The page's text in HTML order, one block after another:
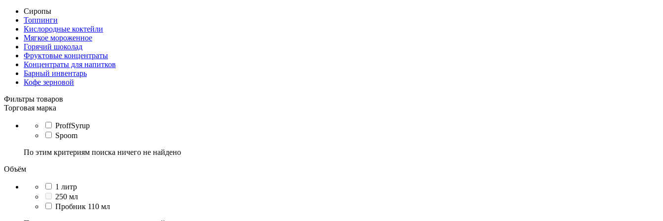
Сиропы
Топпинги
Кислородные коктейли
Мягкое мороженное
Горячий шоколад
Фруктовые концентраты
Концентраты для напитков
Барный инвентарь
Кофе зерновой
Фильтры товаров
Торговая марка
ProffSyrup
Spoom
По этим критериям поиска ничего не найдено
Объём
1 литр
250 мл
Пробник 110 мл